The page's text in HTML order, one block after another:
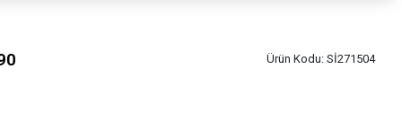
Ürün Kodu: Sİ271504